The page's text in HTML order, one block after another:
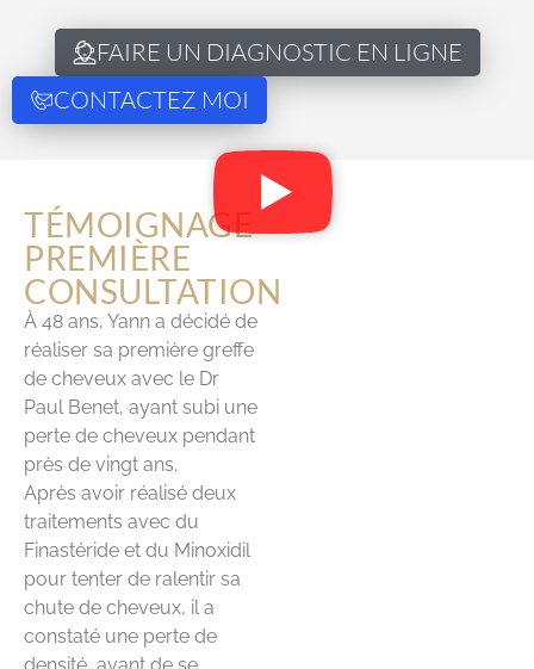
FAIRE UN DIAGNOSTIC EN LIGNE
CONTACTEZ MOI
TÉMOIGNAGE
PREMIÈRE
CONSULTATION
À 48 ans, Yann a décidé de
réaliser sa première greffe
de cheveux avec le Dr
Paul Benet, ayant subi une
perte de cheveux pendant
près de vingt ans.
Après avoir réalisé deux
traitements avec du
Finastéride et du Minoxidil
pour tenter de ralentir sa
chute de cheveux, il a
constaté une perte de